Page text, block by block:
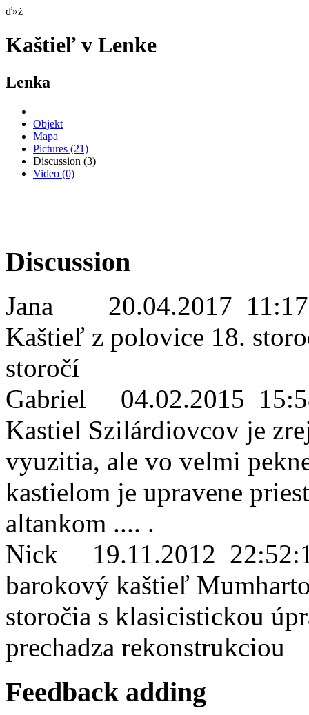
ď»ż
Kaštieľ v Lenke
Lenka
Objekt
Mapa
Pictures (21)
Discussion (3)
Video (0)
Discussion
Jana
20.04.2017
Kaštieľ z polovice 18.
storočí
Gabriel 04.02.2015
Kastiel Szilárdiovcov je
vyuzitia, ale vo velmi
kastielom je upravene
altankom .... .
Nick 19.11.2012
barokový kaštieľ
storočia s klasicistickou
prechadza rekonstrukciou
Feedback adding